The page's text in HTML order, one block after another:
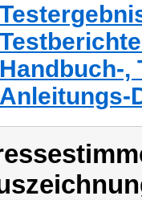
Handbuch-,
Anleitungs-